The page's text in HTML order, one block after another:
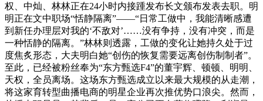
权、中灿、林林正在24小时内接踵发布长文颁布发表去职。明
明正在文中职场“恬静隔离”——“日常工做中，我能清晰感遭
到新任办理层对我的‘不敌对’……没有争持，没有冲突，而是
一种恬静的隔离。”林林则透露，工做的变化让她持久处于过
度焦炙形态，大夫明白她“创伤的恢复需要远离创伤制制者”。
至此，已经被粉丝奉为“东方甄选F4”的董宇辉、顿顿、明明、
天权，全员离场。这场东方甄选成立以来最大规模的从走潮，
将这家育转型曲播电商的明星企业再次推优势口浪尖。然而，